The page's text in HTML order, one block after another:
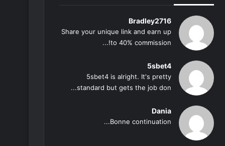
Bradley2716
Share your unique link and earn up
to 40% commission!...
5sbet4
5sbet4 is alright. It's pretty
standard but gets the job don...
Dania
Bonne continuation...